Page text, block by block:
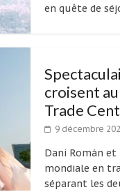
en quête de
croisent
Trade
9 décembre
Dani Román
mondiale en
séparant les